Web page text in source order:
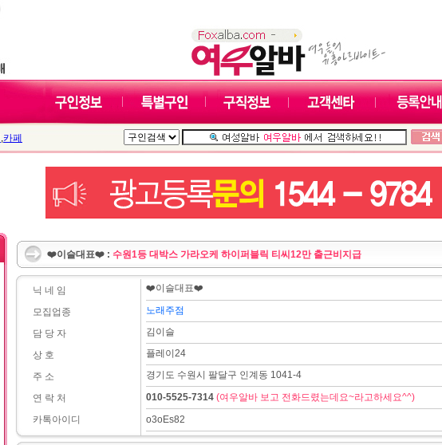
,카페
❤️이슬대표❤️ : 수원1등 대박스 가라오케 하이퍼블릭 티씨12만 출근비지급
닉 네 임
모집업종
담 당 자
상 호
주 소
연 락 처
카톡아이디
❤️이슬대표❤️
노래주점
김이슬
플레이24
경기도 수원시 팔달구 인계동 1041-4
010-5525-7314 (여우알바 보고 전화드렸는데요~라고하세요^^)
o3oEs82